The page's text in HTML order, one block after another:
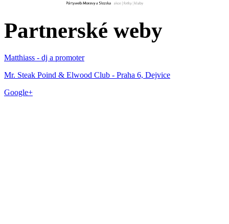
Partnerské weby
Matthiass - dj a promoter
Mr. Steak Poind & Elwood Club - Praha 6, Dejvice
Google+